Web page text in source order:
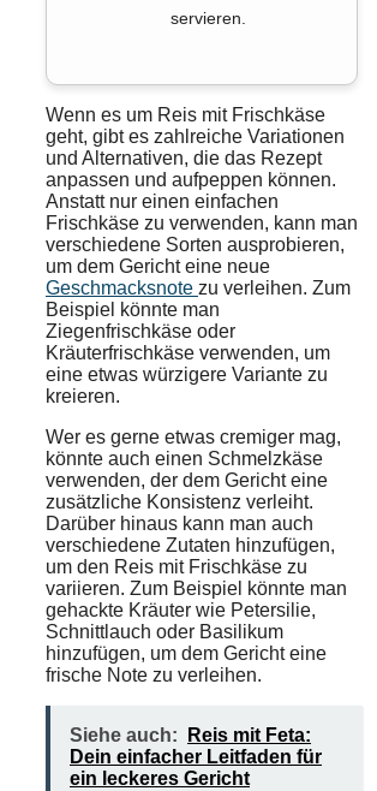
servieren.
Wenn es um Reis mit Frischkäse
geht, gibt es zahlreiche Variationen
und Alternativen, die das Rezept
anpassen und aufpeppen können.
Anstatt nur einen einfachen
Frischkäse zu verwenden, kann man
verschiedene Sorten ausprobieren,
um dem Gericht eine neue
Geschmacksnote zu verleihen. Zum
Beispiel könnte man
Ziegenfrischkäse oder
Kräuterfrischkäse verwenden, um
eine etwas würzigere Variante zu
kreieren.
Wer es gerne etwas cremiger mag,
könnte auch einen Schmelzkäse
verwenden, der dem Gericht eine
zusätzliche Konsistenz verleiht.
Darüber hinaus kann man auch
verschiedene Zutaten hinzufügen,
um den Reis mit Frischkäse zu
variieren. Zum Beispiel könnte man
gehackte Kräuter wie Petersilie,
Schnittlauch oder Basilikum
hinzufügen, um dem Gericht eine
frische Note zu verleihen.
Siehe auch:
Reis mit Feta:
Dein einfacher Leitfaden für
ein leckeres Gericht